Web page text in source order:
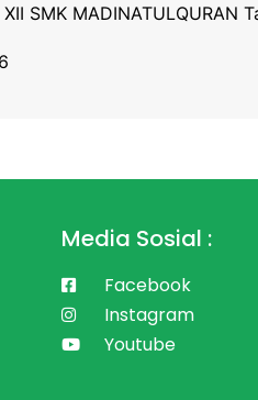
SMK MADINATULQURAN
Media Sosial :
Facebook
Instagram
Youtube